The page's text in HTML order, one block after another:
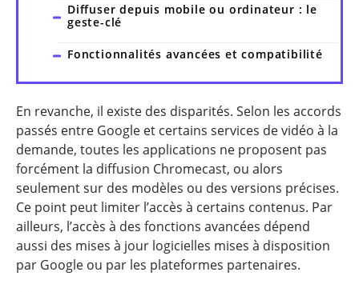
Diffuser depuis mobile ou ordinateur : le
geste-clé
Fonctionnalités avancées et compatibilité
En revanche, il existe des disparités. Selon les accords
passés entre Google et certains services de vidéo à la
demande, toutes les applications ne proposent pas
forcément la diffusion Chromecast, ou alors
seulement sur des modèles ou des versions précises.
Ce point peut limiter l’accès à certains contenus. Par
ailleurs, l’accès à des fonctions avancées dépend
aussi des mises à jour logicielles mises à disposition
par Google ou par les plateformes partenaires.